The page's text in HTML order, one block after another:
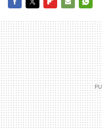
MAIL